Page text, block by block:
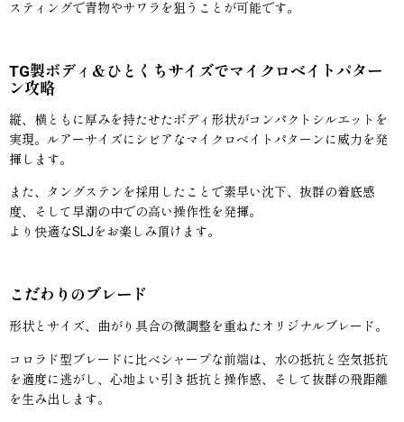
スティングで青物やサワラを狙うことが可能です。
TG製ボディ＆ひとくちサイズでマイクロベイトパター
ン攻略
縦、横ともに厚みを持たせたボディ形状がコンパクトシルエットを
実現。ルアーサイズにシビアなマイクロベイトパターンに威力を発
揮します。
また、タングステンを採用したことで素早い沈下、抜群の着底感
度、そして早潮の中での高い操作性を発揮。
より快適なSLJをお楽しみ頂けます。
こだわりのブレード
形状とサイズ、曲がり具合の微調整を重ねたオリジナルブレード。
コロラド型ブレードに比べシャープな前端は、水の抵抗と空気抵抗
を適度に逃がし、心地よい引き抵抗と操作感、そして抜群の飛距離
を生み出します。